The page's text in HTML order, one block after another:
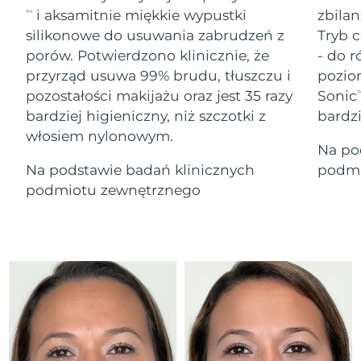
TM
i aksamitnie miękkie wypustki
silikonowe do usuwania zabrudzeń z
porów. Potwierdzono klinicznie, że
przyrząd usuwa 99% brudu, tłuszczu i
pozostałości makijażu oraz jest 35 razy
bardziej higieniczny, niż szczotki z
włosiem nylonowym.
Na podstawie badań klinicznych
podmiotu zewnętrznego
Tryb
- do
Sonic
Na
All revitalizing eye massagers
Advanced pore care essentials
Serum
For healthy hair
issa™ Teeth Whitening Gel
18% PAP
Kosmetyki Mężczyźni
Kupuj
Gibraltar
8/14/26
Grecja
Oczekiwany czas dostawy
8/10/26
SRA Hongkong
(Chiny)
Oczekiwany czas dostawy
8/11/26
Oczekiwany czas dostawy
Irlandia
Oczekiwany czas dostawy
8/10/26
Wyspa Man
Oczekiwany czas dostawy
8/12/26